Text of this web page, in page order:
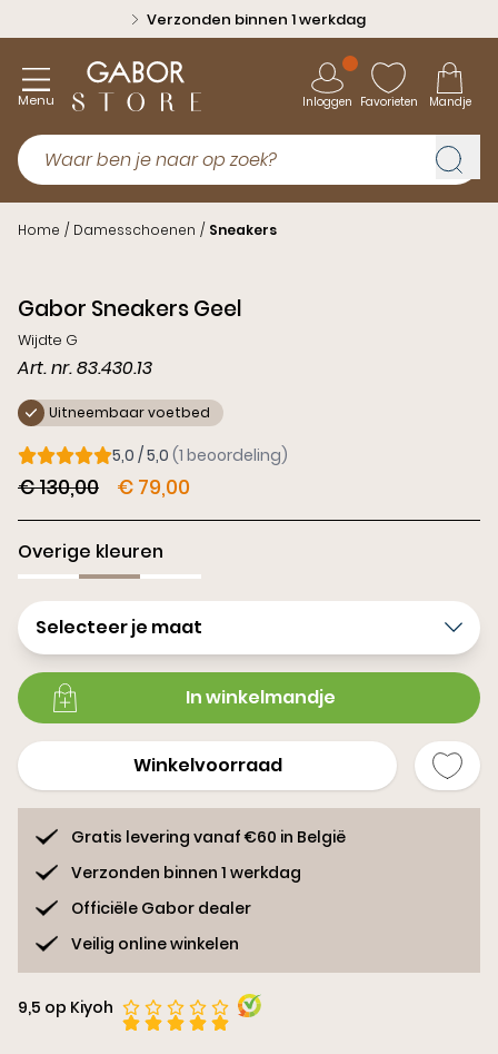
Verzonden binnen 1 werkdag
Menu Inloggen Favorieten Mandje
Home / Damesschoenen / Sneakers
Gabor Sneakers Geel
Wijdte G
Art. nr. 83.430.13
Uitneembaar voetbed
€ 130,00 € 79,00
5,0 / 5,0 (1 beoordeling)
Overige kleuren
Selecteer je maat
In winkelmandje
Winkelvoorraad
Gratis levering vanaf €60 in België
Verzonden binnen 1 werkdag
Officiële Gabor dealer
Veilig online winkelen
9,5 op Kiyoh